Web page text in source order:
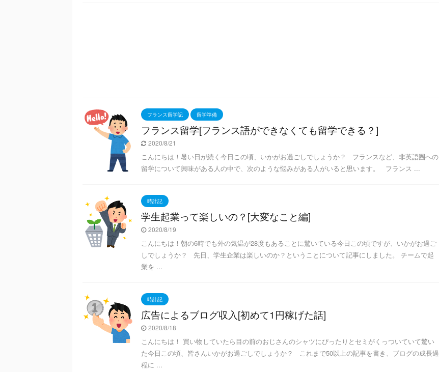
フランス留学記 留学準備
フランス留学[フランス語ができなくても留学できる？]
2020/8/21
こんにちは！暑い日が続く今日この頃、いかがお過ごしでしょうか？ フランスなど、非英語圏への
留学について興味がある人の中で、次のような悩みがある人がいると思います。 フランス ...
時計記
学生起業って楽しいの？[大変なこと編]
2020/8/19
こんにちは！朝の6時でも外の気温が28度もあることに驚いている今日この頃ですが、いかがお過ご
しでしょうか？ 先日、学生企業は楽しいのか？ということについて記事にしました。 チームで起
業を ...
時計記
広告によるブログ収入[初めて1円稼げた話]
2020/8/18
こんにちは！ 買い物していたら目の前のおじさんのシャツにぴったりとセミがくっついていて驚い
た今日この頃、皆さんいかがお過ごしでしょうか？ これまで50以上の記事を書き、ブログの成長過
程に ...